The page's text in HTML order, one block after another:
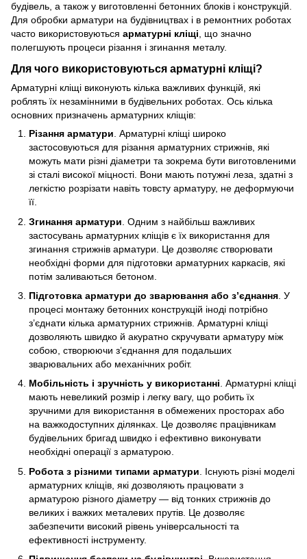
будівель, а також у виготовленні бетонних блоків і конструкцій.
Для обробки арматури на будівництвах і в ремонтних роботах
часто використовуються арматурні кліщі, що значно
полегшують процеси різання і згинання металу.
Для чого використовуються арматурні кліщі?
Арматурні кліщі виконують кілька важливих функцій, які
роблять їх незамінними в будівельних роботах. Ось кілька
основних призначень арматурних кліщів:
Різання арматури . Арматурні кліщі широко
застосовуються для різання арматурних стрижнів, які
можуть мати різні діаметри та зокрема бути виготовленими
зі сталі високої міцності. Вони мають потужні леза, здатні з
легкістю розрізати навіть товсту арматуру, не деформуючи
її.
Згинання арматури . Одним з найбільш важливих
застосувань арматурних кліщів є їх використання для
згинання стрижнів арматури. Це дозволяє створювати
необхідні форми для підготовки арматурних каркасів, які
потім заливаються бетоном.
Підготовка арматури до зварювання або з’єднання . У
процесі монтажу бетонних конструкцій іноді потрібно
з’єднати кілька арматурних стрижнів. Арматурні кліщі
дозволяють швидко й акуратно скручувати арматуру між
собою, створюючи з’єднання для подальших
зварювальних або механічних робіт.
Мобільність і зручність у використанні. Арматурні кліщі
мають невеликий розмір і легку вагу, що робить їх
зручними для використання в обмежених просторах або
на важкодоступних ділянках. Це дозволяє працівникам
будівельних бригад швидко і ефективно виконувати
необхідні операції з арматурою.
Робота з різними типами арматури . Існують різні моделі
арматурних кліщів, які дозволяють працювати з
арматурою різного діаметру — від тонких стрижнів до
великих і важких металевих прутів. Це дозволяє
забезпечити високий рівень універсальності та
ефективності інструменту.